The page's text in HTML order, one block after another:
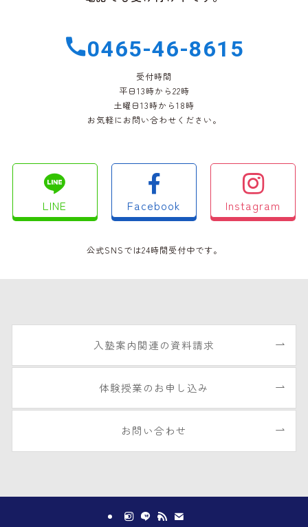
0465-46-8615
受付時間
平日13時から22時
土曜日13時から18時
お気軽にお問い合わせください。
LINE Facebook Instagram
公式SNSでは24時間受付中です。
入塾案内関連の資料請求
体験授業のお申し込み
お問い合わせ